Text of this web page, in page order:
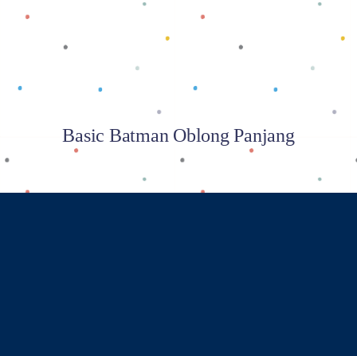
Basic Batman Oblong Panjang